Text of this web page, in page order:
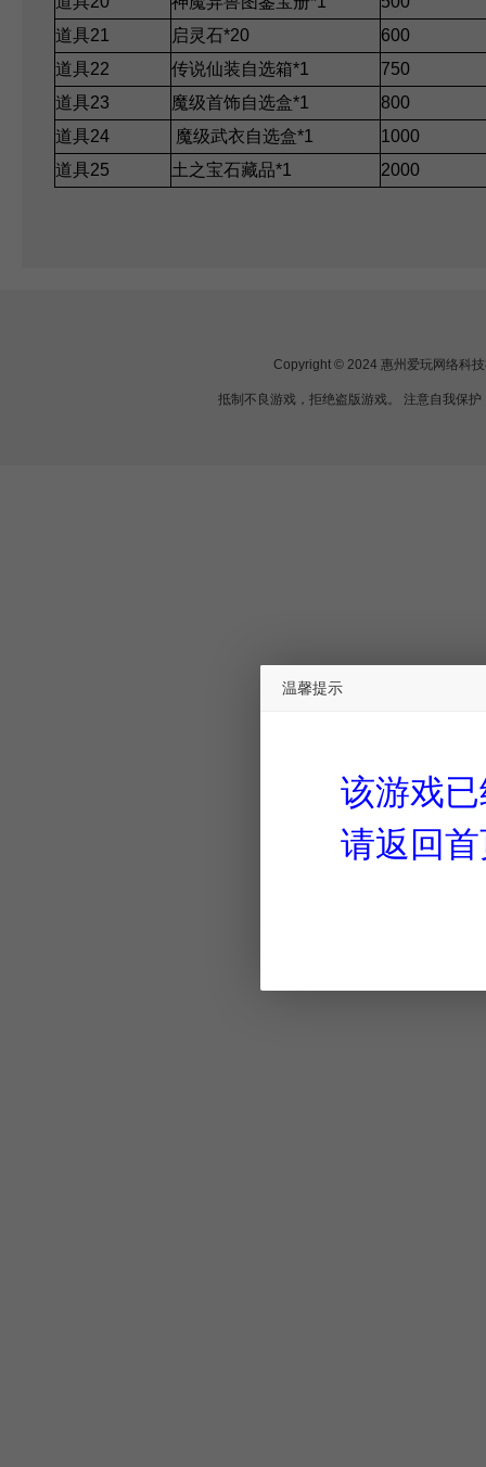
道具21
启灵石*20
600
道具22
传说仙装自选箱*1
750
道具23
魔级首饰自选盒*1
800
道具24
魔级武衣自选盒*1
1000
道具25
土之宝石藏品*1 2000
Copyright © 2024 惠州爱玩网络科
抵制不良游戏，拒绝盗版游戏。 注意自我保
温馨提示
该游戏
请返回